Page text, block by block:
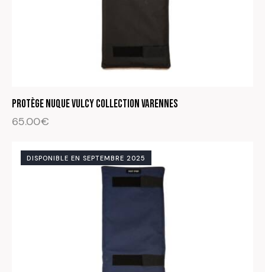
Protège nuque Vulcy Collection Varennes
65.00€
DISPONIBLE EN SEPTEMBRE 2025